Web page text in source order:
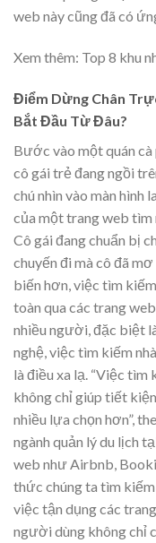
web này cũng đã có
Xem thêm: Top 8 khu
Điểm Dừng Chân
Bắt Đầu Từ Đâu?
Bước vào một quán
cô gái trẻ đang ngồi
chú nhìn vào màn hình
của một trang web tìm
Cô gái đang chuẩn bị
chuyến đi mà cô đã
biến hơn, việc tìm
toàn qua các trang
nhiều người, đặc biệt
nghệ, việc tìm kiếm
là điều xa lạ. “Việc
không chỉ giúp tiết
nhiều lựa chọn hơn”,
ngành quản lý du lịch
web như Airbnb,
thức chúng ta tìm kiếm
việc tận dụng các
người dùng không chỉ